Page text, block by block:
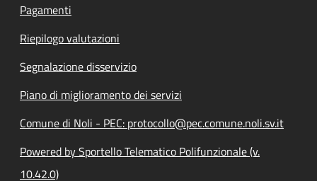
Pagamenti
Riepilogo valutazioni
Segnalazione disservizio
Piano di miglioramento dei servizi
Comune di Noli - PEC: protocollo@pec.comune.noli.sv.it
Powered by Sportello Telematico Polifunzionale (v.
10.42.0)